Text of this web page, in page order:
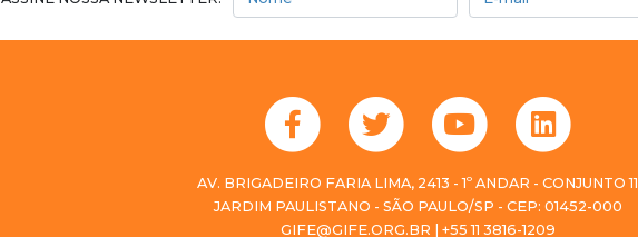
AV. BRIGADEIRO FARIA LIMA, 2413 - 1º ANDAR - CONJUNTO 11
JARDIM PAULISTANO - SÃO PAULO/SP - CEP: 01452-000
GIFE@GIFE.ORG.BR | +55 11 3816-1209